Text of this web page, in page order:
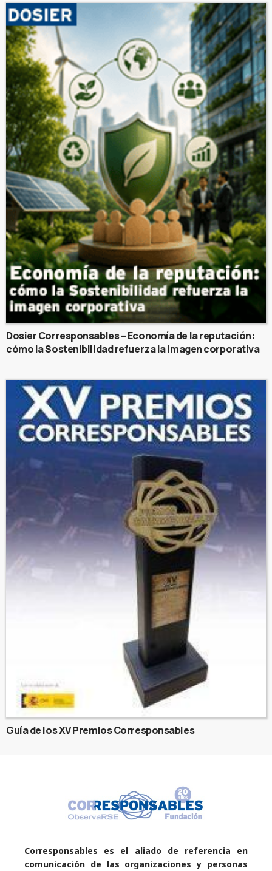
Dosier Corresponsables – Economía de la reputación:
cómo la Sostenibilidad refuerza la imagen corporativa
Guía de los XV Premios Corresponsables
Corresponsables es el aliado de referencia en
comunicación de las organizaciones y personas